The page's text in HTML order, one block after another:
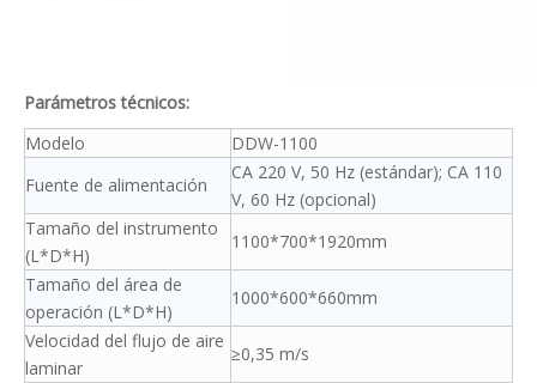
Parámetros técnicos:
Modelo
DDW-1100
Fuente de alimentación
CA 220 V, 50 Hz (estándar); CA 110
V, 60 Hz (opcional)
Tamaño del instrumento
(L*D*H)
1100*700*1920mm
Tamaño del área de
operación (L*D*H)
1000*600*660mm
Velocidad del flujo de aire
laminar
≥0,35 m/s